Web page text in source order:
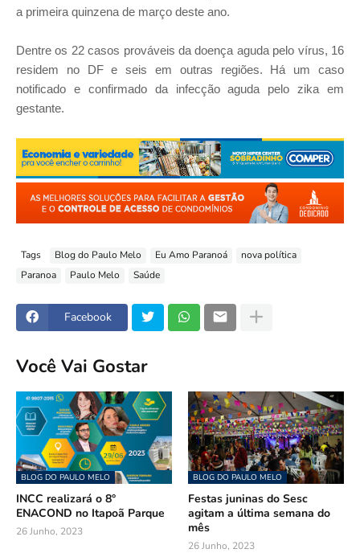
a primeira quinzena de março deste ano.
Dentre os 22 casos prováveis da doença aguda pelo vírus, 16
residem no DF e seis em outras regiões. Há um caso
notificado e confirmado da infecção aguda pelo zika em
gestante.
Tags Blog do Paulo Melo Eu Amo Paranoá
nova política
Paranoa
Paulo Melo Saúde
Facebook
Você Vai Gostar
BLOG DO PAULO MELO
INCC realizará o 8°
ENACOND no Itapoã Parque
26 Junho, 2023
BLOG DO PAULO MELO
Festas juninas do Sesc
agitam a última semana do
mês
26 Junho, 2023